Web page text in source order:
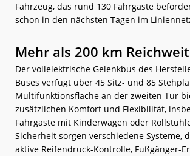
Fahrzeug, das rund 130 Fahrgäste
schon in den nächsten Tagen im
Mehr als 200 km
Der vollelektrische Gelenkbus des
Buses verfügt über 45 Sitz- und 85
Multifunktionsfläche an der zweiten Tür
zusätzlichen Komfort und Flexibilität,
Fahrgäste mit Kinderwagen oder
Sicherheit sorgen verschiedene Systeme,
aktive Reifendruck-Kontrolle, Fußgänger-